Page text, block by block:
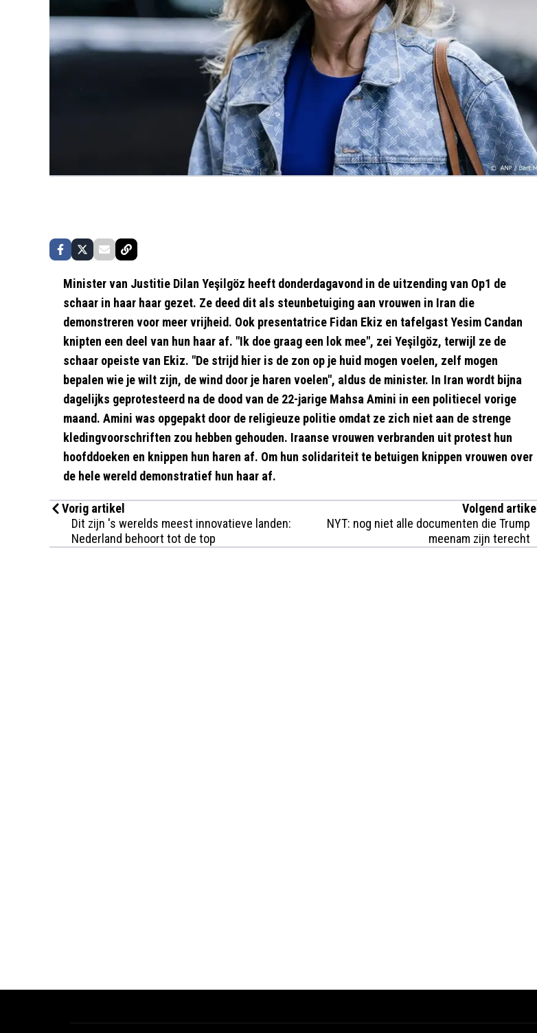
Minister van Justitie Dilan Yeşilgöz heeft donderdagavond in de uitzending van Op1 de
schaar in haar haar gezet. Ze deed dit als steunbetuiging aan vrouwen in Iran die
demonstreren voor meer vrijheid. Ook presentatrice Fidan Ekiz en tafelgast Yesim Candan
knipten een deel van hun haar af. "Ik doe graag een lok mee", zei Yeşilgöz, terwijl ze de
schaar opeiste van Ekiz. "De strijd hier is de zon op je huid mogen voelen, zelf mogen
bepalen wie je wilt zijn, de wind door je haren voelen", aldus de minister. In Iran wordt bijna
dagelijks geprotesteerd na de dood van de 22-jarige Mahsa Amini in een politiecel vorige
maand. Amini was opgepakt door de religieuze politie omdat ze zich niet aan de strenge
kledingvoorschriften zou hebben gehouden. Iraanse vrouwen verbranden uit protest hun
hoofddoeken en knippen hun haren af. Om hun solidariteit te betuigen knippen vrouwen over
de hele wereld demonstratief hun haar af.
Vorig artikel
Dit zijn 's werelds meest innovatieve landen:
Nederland behoort tot de top
Volgend artikel
NYT: nog niet alle documenten die Trump
meenam zijn terecht